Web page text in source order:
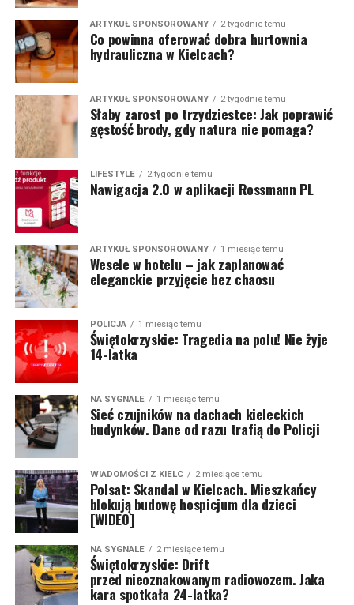
ARTYKUŁ SPONSOROWANY 2 tygodnie temu
Co powinna oferować dobra hurtownia
hydrauliczna w Kielcach?
ARTYKUŁ SPONSOROWANY 2 tygodnie temu
Słaby zarost po trzydziestce: Jak poprawić
gęstość brody, gdy natura nie pomaga?
LIFESTYLE 2 tygodnie temu
Nawigacja 2.0 w aplikacji Rossmann PL
ARTYKUŁ SPONSOROWANY 1 miesiąc temu
Wesele w hotelu – jak zaplanować
eleganckie przyjęcie bez chaosu
POLICJA 1 miesiąc temu
Świętokrzyskie: Tragedia na polu! Nie żyje
14-latka
NA SYGNALE 1 miesiąc temu
Sieć czujników na dachach kieleckich
budynków. Dane od razu trafią do Policji
WIADOMOŚCI Z KIELC 2 miesiące temu
Polsat: Skandal w Kielcach. Mieszkańcy
blokują budowę hospicjum dla dzieci
[WIDEO]
NA SYGNALE 2 miesiące temu
Świętokrzyskie: Drift
przed nieoznakowanym radiowozem. Jaka
kara spotkała 24-latka?